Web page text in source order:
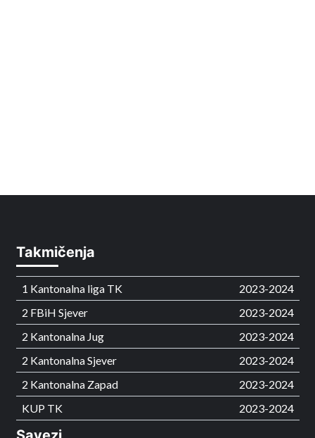
Takmičenja
1 Kantonalna liga TK
2023-2024
2 FBiH Sjever
2023-2024
2 Kantonalna Jug
2023-2024
2 Kantonalna Sjever
2023-2024
2 Kantonalna Zapad
2023-2024
KUP TK
2023-2024